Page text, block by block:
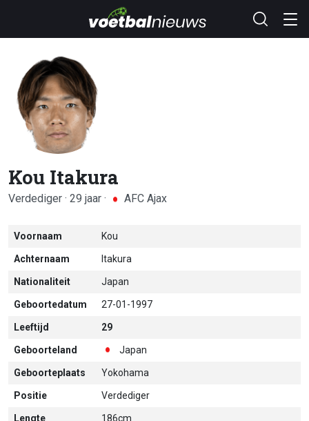
Kou Itakura
Verdediger · 29 jaar · AFC Ajax
Voornaam Kou
Achternaam Itakura
Nationaliteit Japan
Geboortedatum 27-01-1997
Leeftijd 29
Geboorteland Japan
Geboorteplaats Yokohama
Positie Verdediger
Lengte 186cm